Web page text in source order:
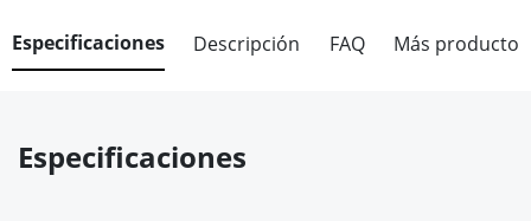
Especificaciones Descripción FAQ Más producto
Especificaciones